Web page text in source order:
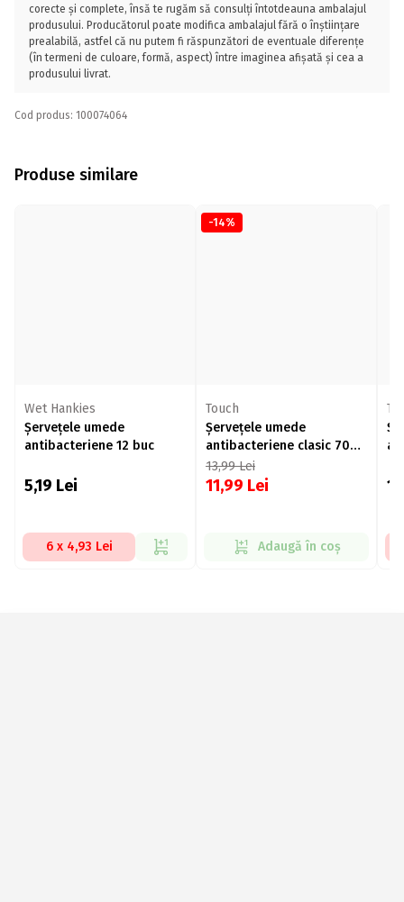
corecte și complete, însă te rugăm să consulți întotdeauna ambalajul
produsului. Producătorul poate modifica ambalajul fără o înștiințare
prealabilă, astfel că nu putem fi răspunzători de eventuale diferențe
(în termeni de culoare, formă, aspect) între imaginea afișată și cea a
produsului livrat.
Cod produs: 100074064
Produse similare
Wet Hankies
Șervețele umede
antibacteriene 12 buc
5,19 Lei
6 x 4,93 Lei
-14%
Touch
Șervețele umede
antibacteriene clasic 70
buc
13,99Lei
11,99 Lei
Adaugă în coș